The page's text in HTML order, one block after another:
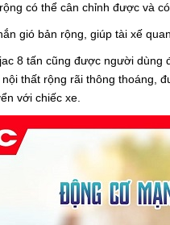
có thể cân chỉnh được và
gió bản rộng, giúp tài xế
8 tấn cũng được người
thất rộng rãi thông thoáng,
với chiếc xe.